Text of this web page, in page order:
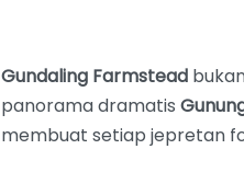
Gundaling Farmstead
panorama dramatis
membuat setiap jepretan